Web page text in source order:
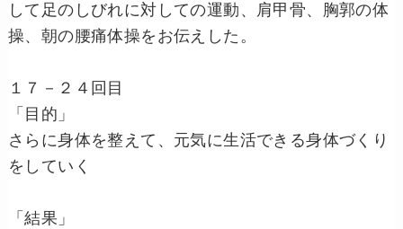
して足のしびれに対しての運動、肩甲骨、胸郭の体
操、朝の腰痛体操をお伝えした。
１７－２４回目
「目的」
さらに身体を整えて、元気に生活できる身体づくり
をしていく
「結果」